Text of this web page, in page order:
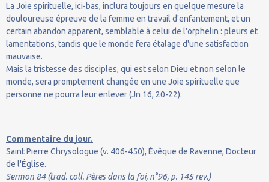
La Joie spirituelle, ici-bas, inclura toujours en quelque mesure la
douloureuse épreuve de la femme en travail d'enfantement, et un
certain abandon apparent, semblable à celui de l'orphelin : pleurs et
lamentations, tandis que le monde fera étalage d'une satisfaction
mauvaise.
Mais la tristesse des disciples, qui est selon Dieu et non selon le
monde, sera promptement changée en une Joie spirituelle que
personne ne pourra leur enlever (Jn 16, 20-22).
Commentaire du jour.
Saint Pierre Chrysologue (v. 406-450), Évêque de Ravenne, Docteur
de l'Église.
Sermon 84 (trad. coll. Pères dans la foi, n°96, p. 145 rev.)